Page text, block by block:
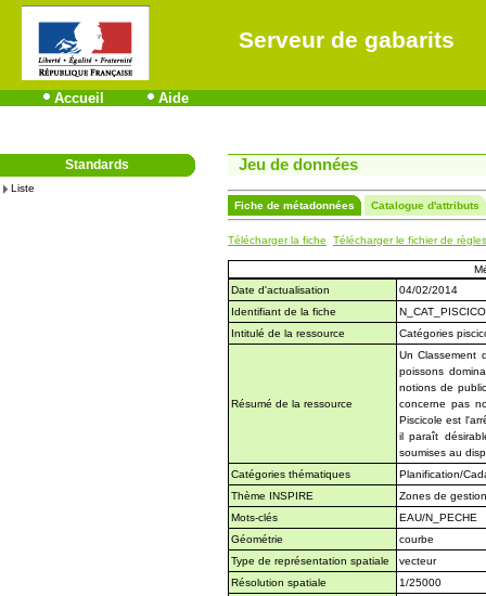
Serveur de gabarits
Accueil Aide
Standards
Liste
Jeu de données
Fiche de métadonnées Catalogue d'attributs
Télécharger la fiche Télécharger le fichier de règles
Date d'actualisation
04/02/2014
Identifiant de la fiche
Intitulé de la ressource
Catégories
Résumé de la ressource
Un Classement
poissons
notions de
concerne pas
Piscicole est
il paraît
soumises au
Catégories thématiques
Planification/
Thème INSPIRE
Zones de
Mots-clés
EAU/N_PECHE
Géométrie
courbe
Type de représentation spatiale
vecteur
Résolution spatiale
1/25000